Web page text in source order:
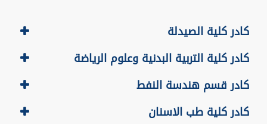
كادر كلية الصيدلة
كادر كلية التربية البدنية وعلوم الرياضة
كادر قسم هندسة النفط
كادر كلية طب الاسنان